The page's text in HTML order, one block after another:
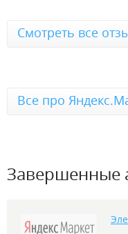
Смотреть все
Все про
Завершенные